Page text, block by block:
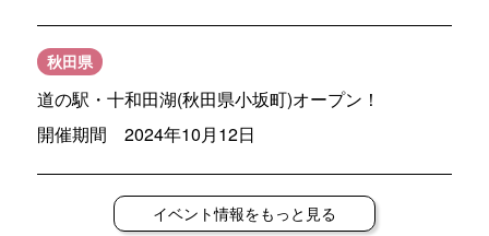
秋田県
道の駅・十和田湖(秋田県小坂町)オープン！
開催期間 2024年10月12日
イベント情報をもっと見る